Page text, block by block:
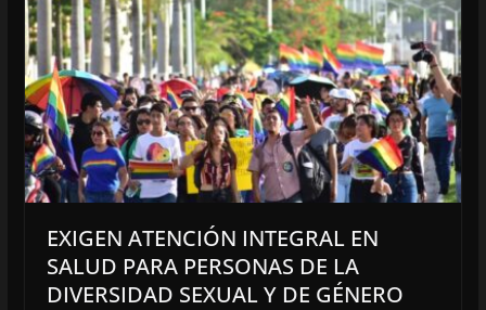
EXIGEN ATENCIÓN INTEGRAL EN
SALUD PARA PERSONAS DE LA
DIVERSIDAD SEXUAL Y DE GÉNERO